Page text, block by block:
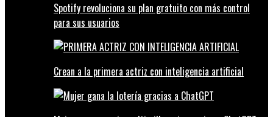
Spotify revoluciona su plan gratuito con más control
para sus usuarios
Crean a la primera actriz con inteligencia artificial